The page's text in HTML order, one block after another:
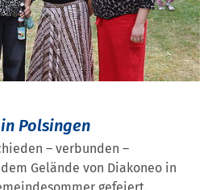
Polsingen
– verbunden –
Gelände von Diakoneo in